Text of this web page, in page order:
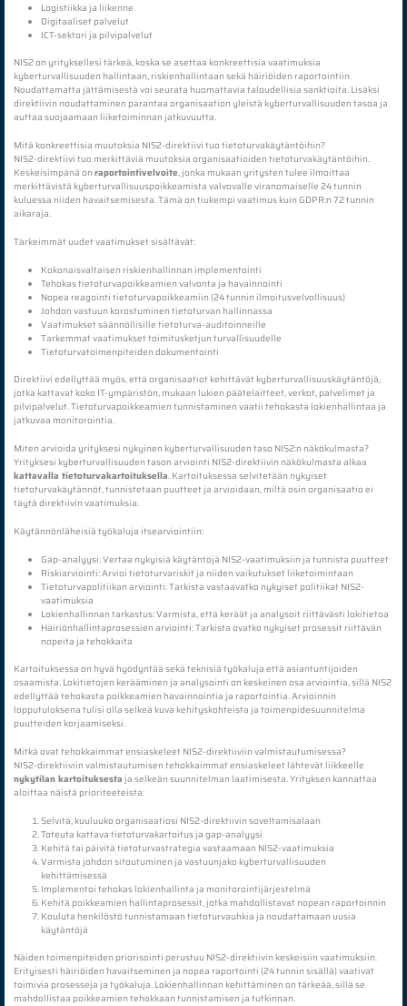
Logistiikka ja liikenne
Digitaaliset palvelut
ICT-sektori ja pilvipalvelut
NIS2 on yrityksellesi tärkeä, koska se asettaa konkreettisia vaatimuksia
kyberturvallisuuden hallintaan, riskienhallintaan sekä häiriöiden raportointiin.
Noudattamatta jättämisestä voi seurata huomattavia taloudellisia sanktioita. Lisäksi
direktiivin noudattaminen parantaa organisaation yleistä kyberturvallisuuden tasoa ja
auttaa suojaamaan liiketoiminnan jatkuvuutta.
Mitä konkreettisia muutoksia NIS2-direktiivi tuo tietoturvakäytäntöihin?
NIS2-direktiivi tuo merkittäviä muutoksia organisaatioiden tietoturvakäytäntöihin.
Keskeisimpänä onraportointivelvoite, jonka mukaan yritysten tulee ilmoittaa
merkittävistä kyberturvallisuuspoikkeamista valvovalle viranomaiselle 24 tunnin
kuluessa niiden havaitsemisesta. Tämä on tiukempi vaatimus kuin GDPR:n 72 tunnin
aikaraja.
Tärkeimmät uudet vaatimukset sisältävät:
Kokonaisvaltaisen riskienhallinnan implementointi
Tehokas tietoturvapoikkeamien valvonta ja havainnointi
Nopea reagointi tietoturvapoikkeamiin (24 tunnin ilmoitusvelvollisuus)
Johdon vastuun korostuminen tietoturvan hallinnassa
Vaatimukset säännöllisille tietoturva-auditoinneille
Tarkemmat vaatimukset toimitusketjun turvallisuudelle
Tietoturvatoimenpiteiden dokumentointi
Direktiivi edellyttää myös, että organisaatiot kehittävät kyberturvallisuuskäytäntöjä,
jotka kattavat koko IT-ympäristön, mukaan lukien päätelaitteet, verkot, palvelimet ja
pilvipalvelut. Tietoturvapoikkeamien tunnistaminen vaatii tehokasta lokienhallintaa ja
jatkuvaa monitorointia.
Miten arvioida yrityksesi nykyinen kyberturvallisuuden taso NIS2:n näkökulmasta?
Yrityksesi kyberturvallisuuden tason arviointi NIS2-direktiivin näkökulmasta alkaa
kattavalla tietoturvakartoituksella. Kartoituksessa selvitetään nykyiset
tietoturvakäytännöt, tunnistetaan puutteet ja arvioidaan, miltä osin organisaatio ei
täytä direktiivin vaatimuksia.
Käytännönläheisiä työkaluja itsearviointiin:
Gap-analyysi: Vertaa nykyisiä käytäntöjä NIS2-vaatimuksiin ja tunnista puutteet
Riskiarviointi: Arvioi tietoturvariskit ja niiden vaikutukset liiketoimintaan
Tietoturvapolitiikan arviointi: Tarkista vastaavatko nykyiset politiikat NIS2-
vaatimuksia
Lokienhallinnan tarkastus: Varmista, että keräät ja analysoit riittävästi lokitietoa
Häiriönhallintaprosessien arviointi: Tarkista ovatko nykyiset prosessit riittävän
nopeita ja tehokkaita
Kartoituksessa on hyvä hyödyntää sekä teknisiä työkaluja että asiantuntijoiden
osaamista. Lokitietojen kerääminen ja analysointi on keskeinen osa arviointia, sillä NIS2
edellyttää tehokasta poikkeamien havainnointia ja raportointia. Arvioinnin
lopputuloksena tulisi olla selkeä kuva kehityskohteista ja toimenpidesuunnitelma
puutteiden korjaamiseksi.
Mitkä ovat tehokkaimmat ensiaskeleet NIS2-direktiiviin valmistautumisessa?
NIS2-direktiiviin valmistautumisen tehokkaimmat ensiaskeleet lähtevät liikkeelle
nykytilan kartoituksesta ja selkeän suunnitelman laatimisesta. Yrityksen kannattaa
aloittaa näistä prioriteeteista:
Selvitä, kuuluuko organisaatiosi NIS2-direktiivin soveltamisalaan
Toteuta kattava tietoturvakartoitus ja gap-analyysi
Kehitä tai päivitä tietoturvastrategia vastaamaan NIS2-vaatimuksia
Varmista johdon sitoutuminen ja vastuunjako kyberturvallisuuden
kehittämisessä
Implementoi tehokas lokienhallinta ja monitorointijärjestelmä
Kehitä poikkeamien hallintaprosessit, jotka mahdollistavat nopean raportoinnin
Kouluta henkilöstö tunnistamaan tietoturvauhkia ja noudattamaan uusia
käytäntöjä
Näiden toimenpiteiden priorisointi perustuu NIS2-direktiivin keskeisiin vaatimuksiin.
Erityisesti häiriöiden havaitseminen ja nopea raportointi (24 tunnin sisällä) vaativat
toimivia prosesseja ja työkaluja. Lokienhallinnan kehittäminen on tärkeää, sillä se
mahdollistaa poikkeamien tehokkaan tunnistamisen ja tutkinnan.